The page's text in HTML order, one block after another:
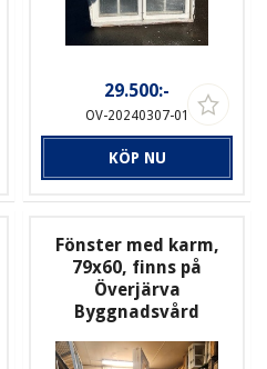
29.500:-
OV-20240307-01
KÖP NU
Fönster med karm,
79x60, finns på
Överjärva
Byggnadsvård